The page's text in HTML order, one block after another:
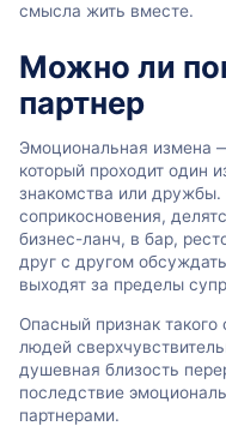
смысла жить вместе.
Можно ли
партнер
Эмоциональная измена
который проходит один
знакомства или
соприкосновения,
бизнес-ланч, в бар,
друг с другом
выходят за пределы
Опасный признак такого
людей
душевная близость
последствие
партнерами.